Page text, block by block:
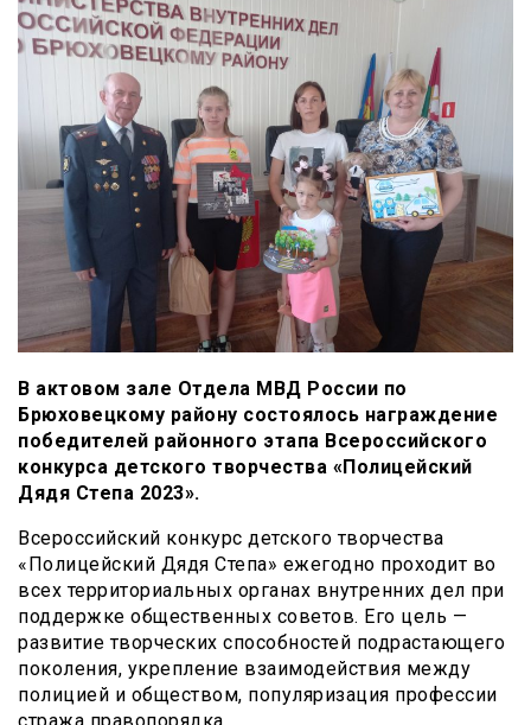
В актовом зале Отдела МВД России по
Брюховецкому району состоялось награждение
победителей районного этапа Всероссийского
конкурса детского творчества «Полицейский
Дядя Степа 2023».
Всероссийский конкурс детского творчества
«Полицейский Дядя Степа» ежегодно проходит во
всех территориальных органах внутренних дел при
поддержке общественных советов. Его цель —
развитие творческих способностей подрастающего
поколения, укрепление взаимодействия между
полицией и обществом, популяризация профессии